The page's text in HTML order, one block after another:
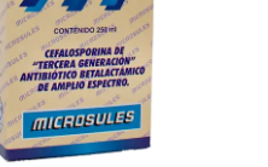
de enfermedades
contribuyendo a una
y reducción de pérdidas